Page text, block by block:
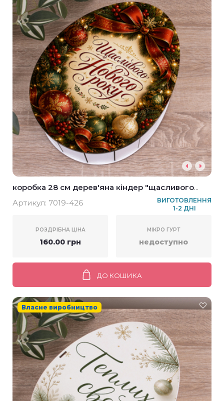
коробка 28 см дерев'яна кіндер "щасливого
нового року!" новорічна
Артикул: 7019-426
ВИГОТОВЛЕННЯ
1-2 ДНІ
РОЗДРІБНА ЦІНА
160.00 грн
МІКРО ГУРТ
недоступно
ДО КОШИКА
Власне виробництво